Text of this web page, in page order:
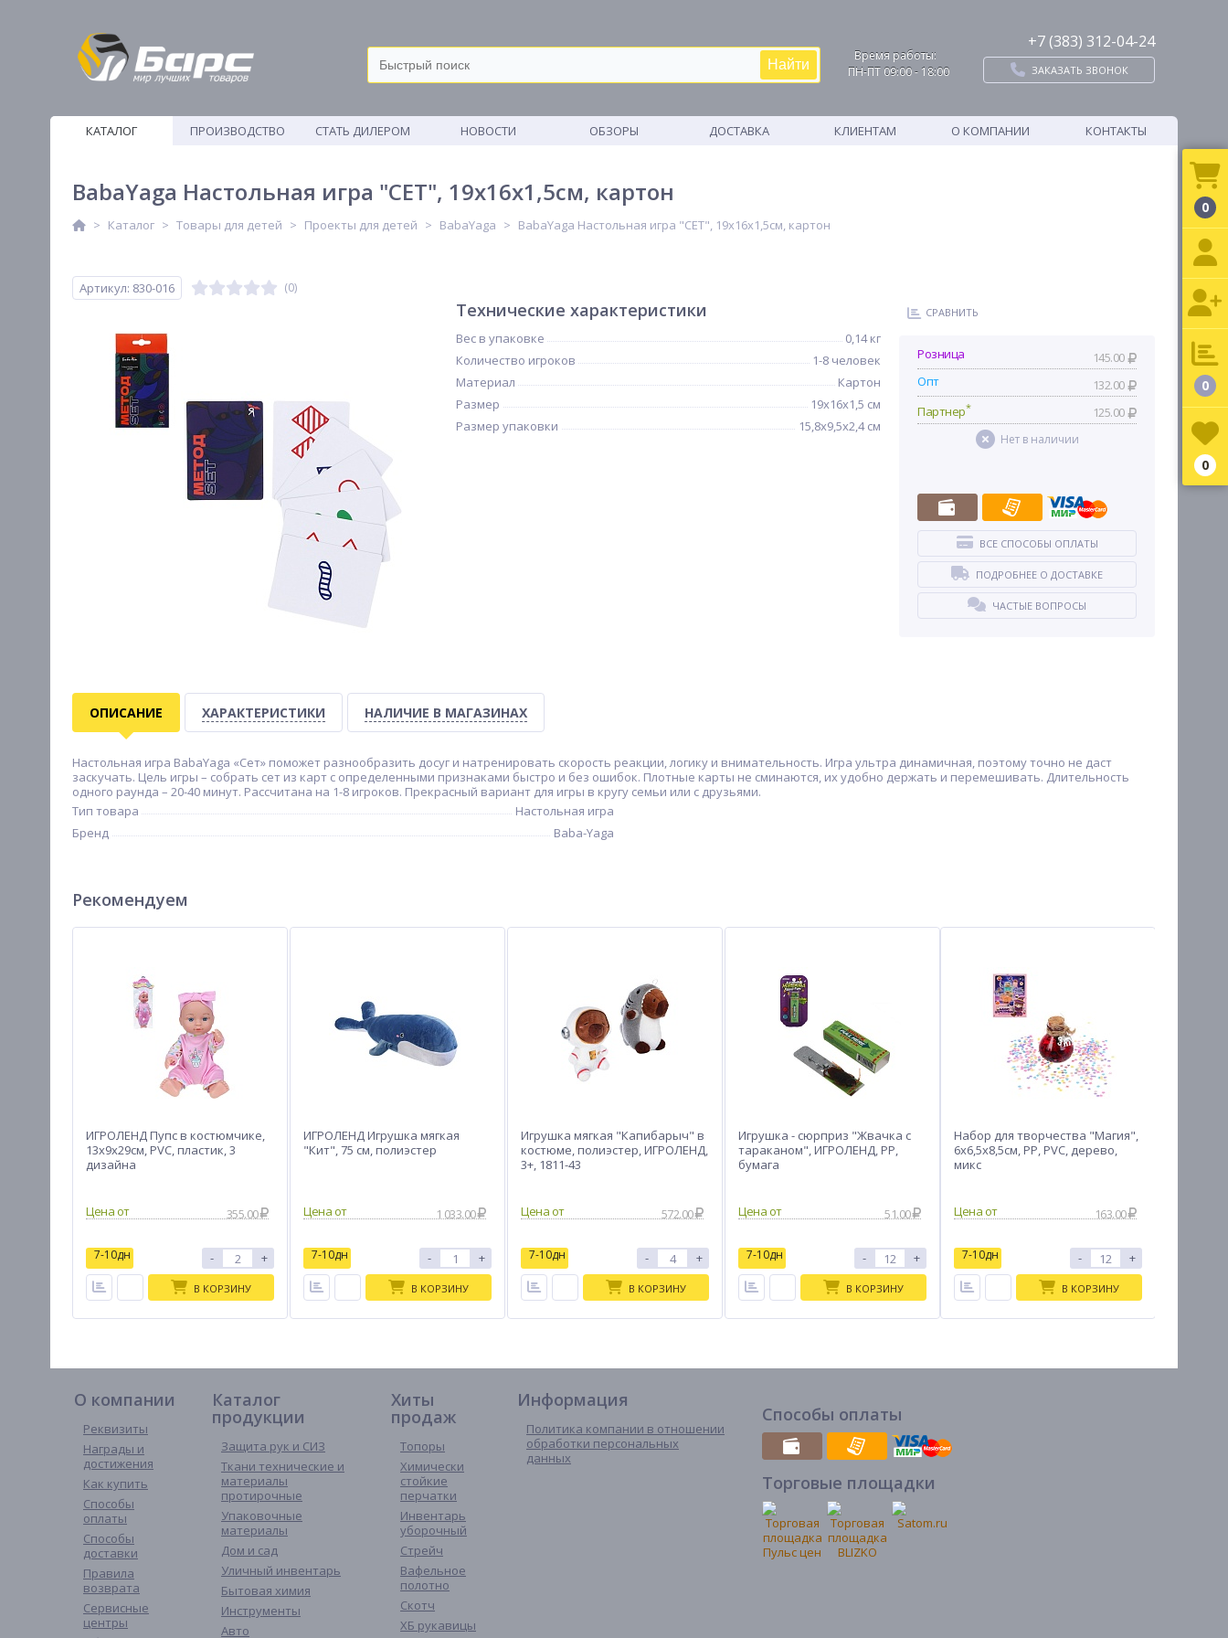
Найти
Время работы:
ПН-ПТ 09:00 - 18:00
+7 (383) 312-04-24
ЗАКАЗАТЬ ЗВОНОК
КАТАЛОГ
ПРОИЗВОДСТВО
СТАТЬ ДИЛЕРОМ НОВОСТИ ОБЗОРЫ ДОСТАВКА КЛИЕНТАМ О КОМПАНИИ КОНТАКТЫ
BabaYaga Настольная игра "СЕТ", 19х16х1,5см, картон
Каталог Товары для детей Проекты для детей BabaYaga BabaYaga Настольная игра "СЕТ", 19х16х1,5см, картон
Артикул: 830-016 (0)
Технические характеристики
Вес в упаковке
0,14 кг
Количество игроков
1-8 человек
Материал
Картон
Размер
19х16х1,5 см
Размер упаковки
15,8х9,5х2,4 см
СРАВНИТЬ
Розница
145.00
Опт
132.00
Партнер* 125.00
Нет в наличии
ВСЕ СПОСОБЫ ОПЛАТЫ
ПОДРОБНЕЕ О ДОСТАВКЕ
ЧАСТЫЕ ВОПРОСЫ
ОПИСАНИЕ ХАРАКТЕРИСТИКИ НАЛИЧИЕ В МАГАЗИНАХ
Настольная игра BabaYaga «Сет» поможет разнообразить досуг и натренировать скорость реакции, логику и внимательность. Игра ультра динамичная, поэтому точно не даст
заскучать. Цель игры – собрать сет из карт с определенными признаками быстро и без ошибок. Плотные карты не сминаются, их удобно держать и перемешивать. Длительность
одного раунда – 20-40 минут. Рассчитана на 1-8 игроков. Прекрасный вариант для игры в кругу семьи или с друзьями.
Тип товара
Настольная игра
Бренд
Baba-Yaga
Рекомендуем
ИГРОЛЕНД Пупс в костюмчике,
13х9х29см, PVC, пластик, 3
дизайна
355.00
7-10дн - +
В КОРЗИНУ
ИГРОЛЕНД Игрушка мягкая
"Кит", 75 см, полиэстер
1 033.00
7-10дн - +
В КОРЗИНУ
Игрушка мягкая "Капибарыч" в
костюме, полиэстер, ИГРОЛЕНД,
3+, 1811-43
572.00
7-10дн - +
В КОРЗИНУ
Игрушка - сюрприз "Жвачка с
тараканом", ИГРОЛЕНД, PP,
бумага
51.00
7-10дн - +
В КОРЗИНУ
Набор для творчества "Магия",
6х6,5х8,5см, PP, PVC, дерево,
микс
163.00
7-10дн - +
В КОРЗИНУ
О компании
Реквизиты
Награды и
достижения
Как купить
Способы
оплаты
Способы
доставки
Правила
возврата
Сервисные
центры
Каталог
продукции
Защита рук и СИЗ
Ткани технические и
материалы
протирочные
Упаковочные
материалы
Дом и сад
Уличный инвентарь
Бытовая химия
Инструменты
Авто
Хиты
продаж
Топоры
Химически
стойкие
перчатки
Инвентарь
уборочный
Стрейч
Вафельное
полотно
Скотч
ХБ рукавицы
Информация
Политика компании в отношении
обработки персональных
данных
Способы оплаты
Торговые площадки
0
0
0